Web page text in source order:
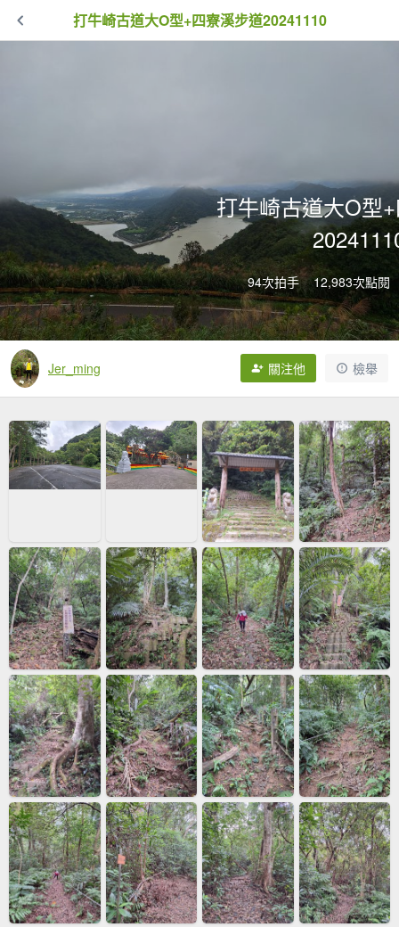
打牛崎古道大O型+四寮溪步道20241110
打牛崎古道大O型
94次拍手 12,983次點閱
Jer_ming 關注他 檢舉